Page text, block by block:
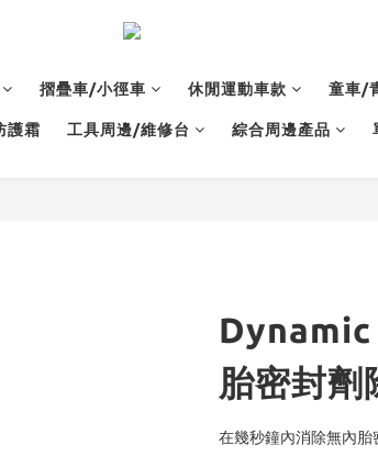
摺疊車/小徑車 休閒運動車款 童車/
護霜 工具周邊/維修台 綜合周邊產品
胎密封劑
在幾秒鐘內消除無內胎